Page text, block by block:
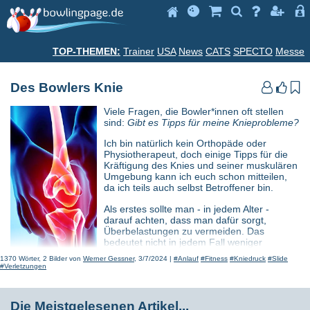
      
TOP-THEMEN: Trainer USA News CATS SPECTO Messe
  
Des Bowlers Knie
Viele Fragen, die Bowler*innen oft stellen
sind:Gibt es Tipps für meine Knieprobleme?
Ich bin natürlich kein Orthopäde oder
Physiotherapeut, doch einige Tipps für die
Kräftigung des Knies und seiner muskulären
Umgebung kann ich euch schon mitteilen,
da ich teils auch selbst Betroffener bin.
Als erstes sollte man - in jedem Alter -
darauf achten, dass man dafür sorgt,
Überbelastungen zu vermeiden. Das
bedeutet nicht in jedem Fall weniger
Kräftigungsübungen zu machen, um vor
zumindestetwas Slide für die Endposition zustande kommt. Es ist
1370 Wörter, 2 Bilder von Werner Gessner, 3/7/2024 | #Anlauf #Fitness #Kniedruck #Slide
#Verletzungen
Die Meistgelesenen Artikel...